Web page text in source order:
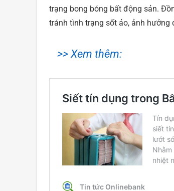
trạng bong bóng bất động sản.
tránh tình trạng sốt ảo, ảnh
>> Xem thêm: